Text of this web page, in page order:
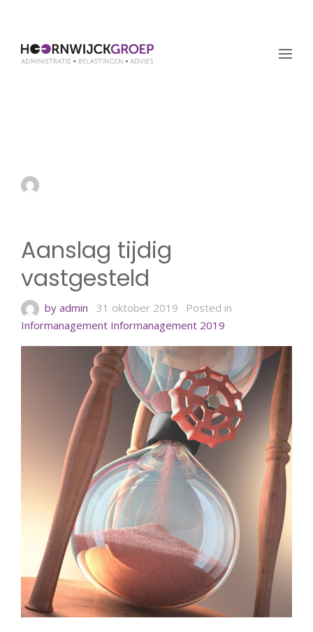
Aanslag tijdig
vastgesteld
by admin 31 oktober 2019
Posted in
Informanagement Informanagement 2019